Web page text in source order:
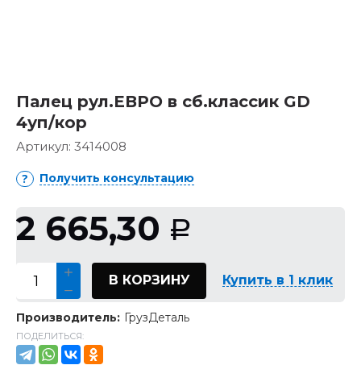
Палец рул.ЕВРО в сб.классик GD
4уп/кор
Артикул: 3414008
Получить консультацию
2 665,30 Р
В КОРЗИНУ Купить в 1 клик
Производитель: ГрузДеталь
ПОДЕЛИТЬСЯ: